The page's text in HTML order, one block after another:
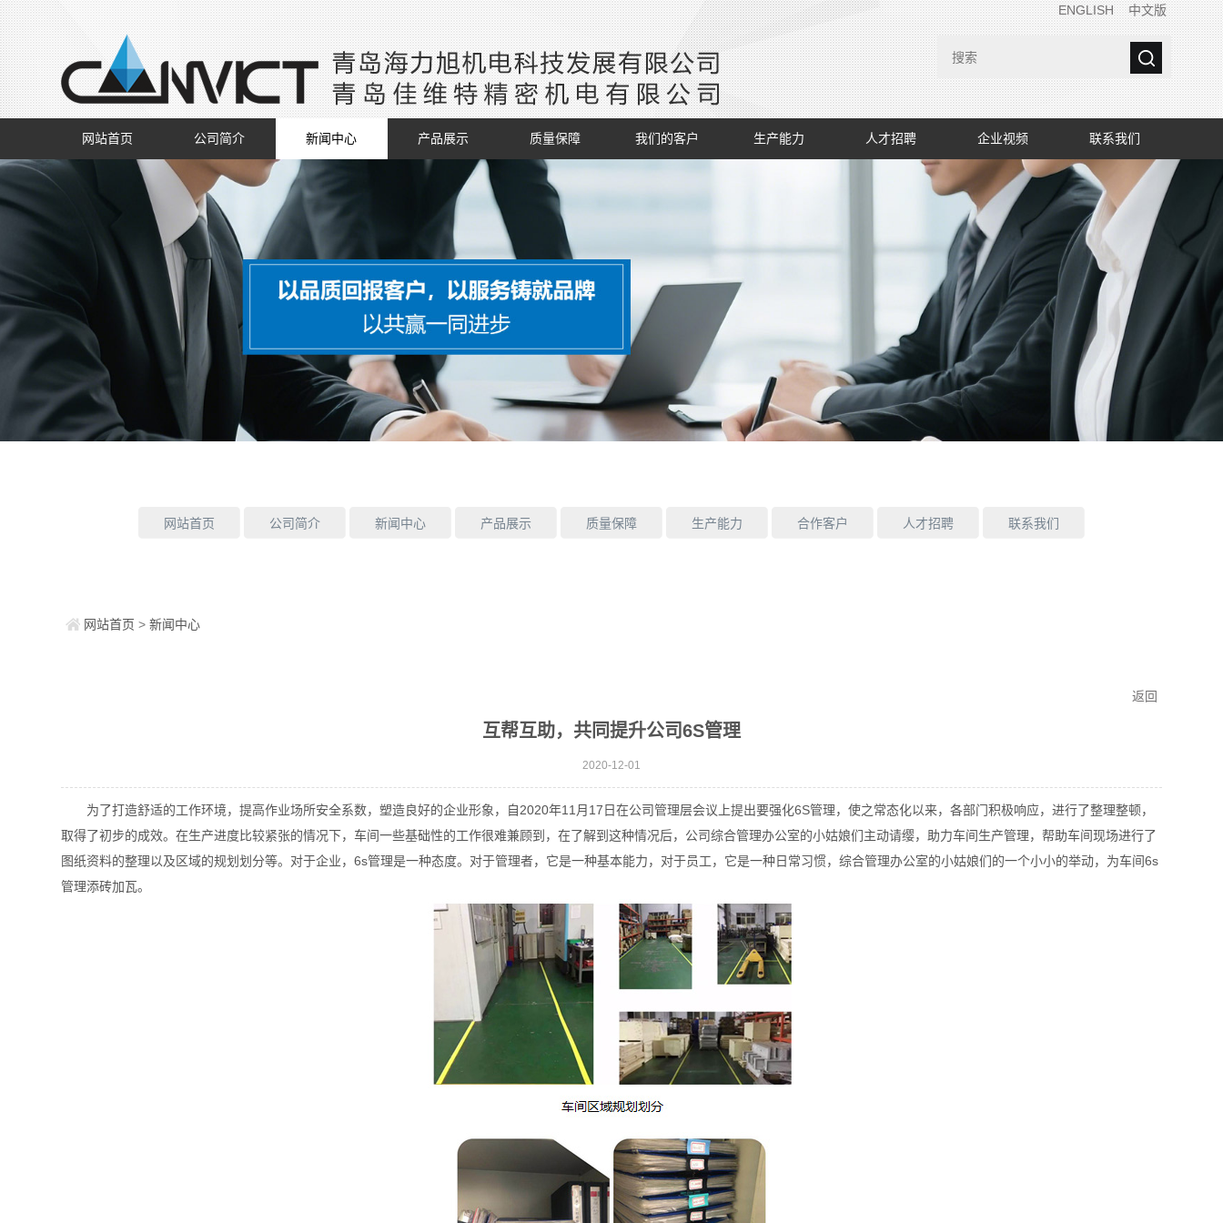
ENGLISH 中文版
网站首页 公司简介 新闻中心 产品展示 质量保障 我们的客户 生产能力 人才招聘 企业视频 联系我们
网站首页 公司简介 新闻中心 产品展示 质量保障 生产能力 合作客户 人才招聘 联系我们
网站首页 >新闻中心
返回
互帮互助，共同提升公司6S管理
2020-12-01
为了打造舒适的工作环境，提高作业场所安全系数，塑造良好的企业形象，自2020年11月17日在公司管理层会议上提出要强化6S管理，使之常态化以来，各部门积极响应，进行了整理整顿，
取得了初步的成效。在生产进度比较紧张的情况下，车间一些基础性的工作很难兼顾到，在了解到这种情况后，公司综合管理办公室的小姑娘们主动请缨，助力车间生产管理，帮助车间现场进行了
图纸资料的整理以及区域的规划划分等。对于企业，6s管理是一种态度。对于管理者，它是一种基本能力，对于员工，它是一种日常习惯，综合管理办公室的小姑娘们的一个小小的举动，为车间6s
管理添砖加瓦。